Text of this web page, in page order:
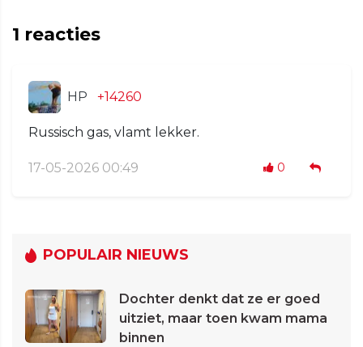
1 reacties
HP +14260
Russisch gas, vlamt lekker.
17-05-2026 00:49 0
POPULAIR NIEUWS
Dochter denkt dat ze er goed
uitziet, maar toen kwam mama
binnen